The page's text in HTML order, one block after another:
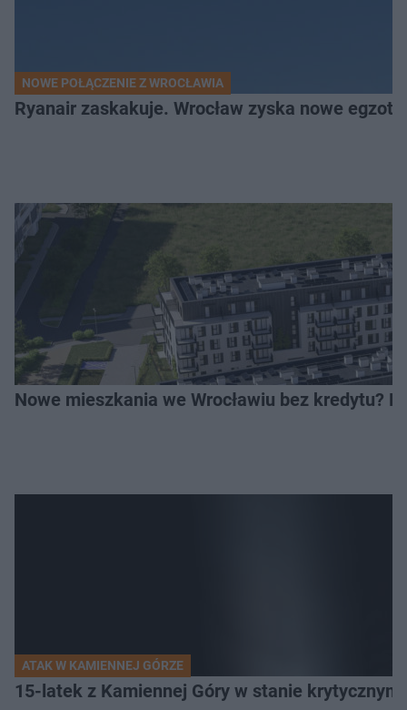
NOWE POŁĄCZENIE Z WROCŁAWIA
Ryanair zaskakuje. Wrocław zyska nowe
Nowe mieszkania we Wrocławiu bez kredytu?
ATAK W KAMIENNEJ GÓRZE
15-latek z Kamiennej Góry w stanie